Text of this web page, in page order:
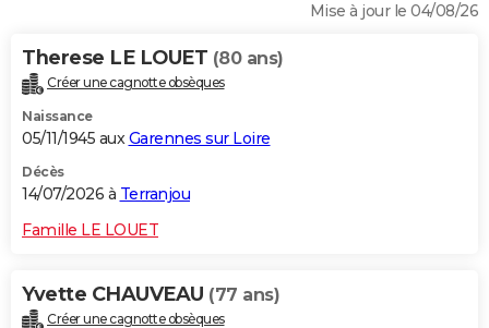
Alimentation
Guide de la santé
Maladies
Médicaments
Sommeil
VOYAGE
Destinations
City break
Voyage nature
Voyage de noces
Forum
Climat
+PHOTO
GUIDES D'ACHAT
Carte de Noël
Carte Bonne année
Carte Saint-Valentin
Carte Pâques
Carte d'anniversaire
DICTIONNAIRE
Mise à jour le 04/08/26
Therese LE LOUET (80 ans)
Créer une cagnotte obsèques
Naissance
05/11/1945 auxGarennes sur Loire
Décès
14/07/2026 à Terranjou
Famille LE LOUET
Yvette CHAUVEAU (77 ans)
Créer une cagnotte obsèques